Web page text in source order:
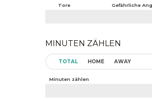
Tore Gefährliche
MINUTEN ZÄHLEN
TOTAL HOME AWAY
Minuten zählen